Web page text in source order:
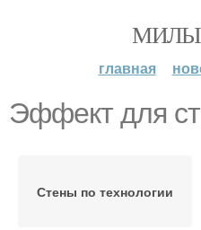
главная
Эффект для
Стены по технологии